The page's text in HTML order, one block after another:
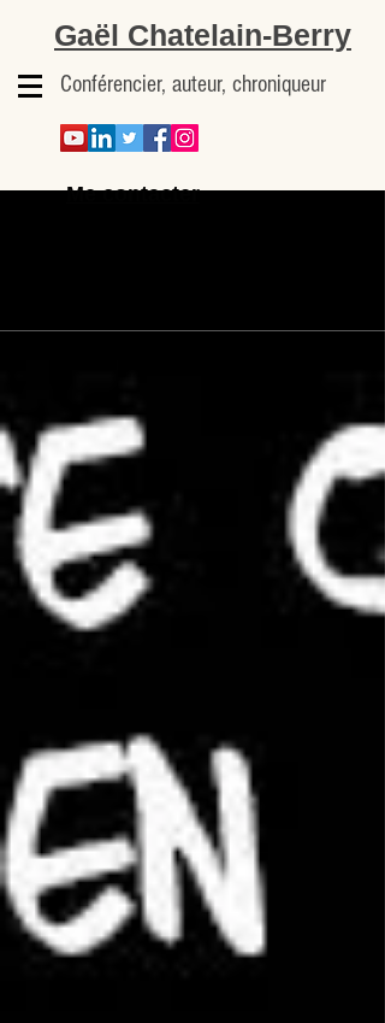
Gaël Chatelain-Berry
Conférencier, auteur, chroniqueur
Me contacter